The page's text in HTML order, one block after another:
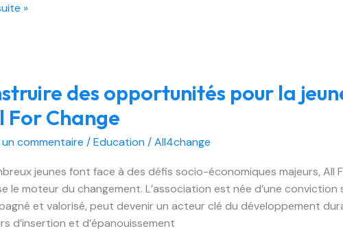
»
des opportunités pour la
For Change
un commentaire /Education /All4change
jeunes font face à des défis socio-économiques majeurs, All
le moteur du changement. L’association est née d’une conviction
et valorisé, peut devenir un acteur clé du développement
d’insertion et d’épanouissement